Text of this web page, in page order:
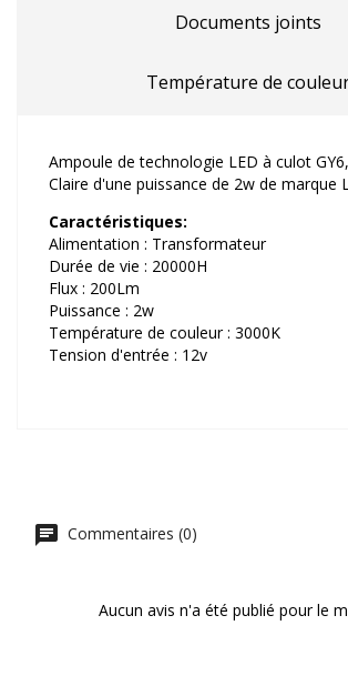
Documents joints
Température de
Ampoule de technologie LED à culot
Claire d'une puissance de 2w de marque
Caractéristiques:
Alimentation : Transformateur
Durée de vie : 20000H
Flux : 200Lm
Puissance : 2w
Température de couleur : 3000K
Tension d'entrée : 12v
Commentaires (0)
Aucun avis n'a été publié pour le